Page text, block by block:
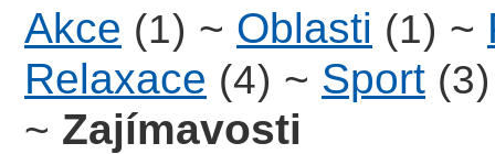
Akce (1) ~ Oblasti (1) ~
Relaxace (4) ~ Sport (3)
~ Zajímavosti